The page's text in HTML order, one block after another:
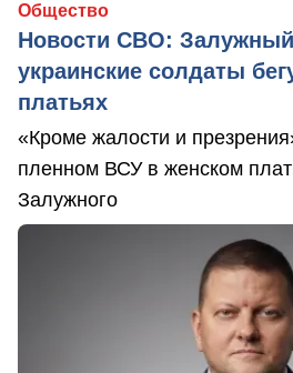
Общество
Новости СВО:
украинские солдаты
платьях
«Кроме жалости и
пленном ВСУ в женском
Залужного